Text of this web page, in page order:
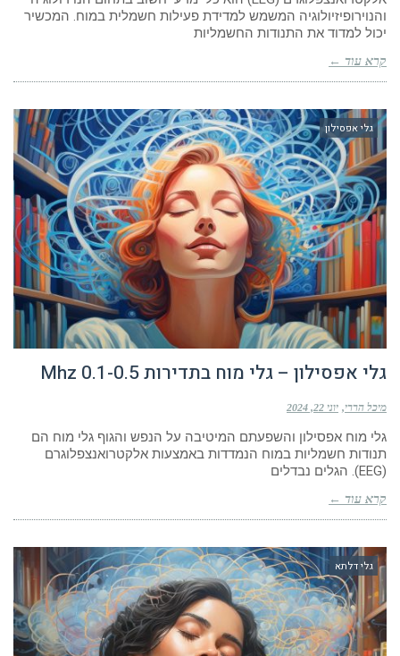
והנוירופיזיולוגיה המשמש למדידת פעילות חשמלית במוח. המכשיר
יכול למדוד את התנודות החשמליות
קרא עוד ←
גלי אפסילון
גלי אפסילון – גלי מוח בתדירות 0.1-0.5 Mhz
מיכל הררי יוני 22, 2024
גלי מוח אפסילון והשפעתם המיטיבה על הנפש והגוף גלי מוח הם
תנודות חשמליות במוח הנמדדות באמצעות אלקטרואנצפלוגרם
(EEG). הגלים נבדלים
קרא עוד ←
גלי דלתא